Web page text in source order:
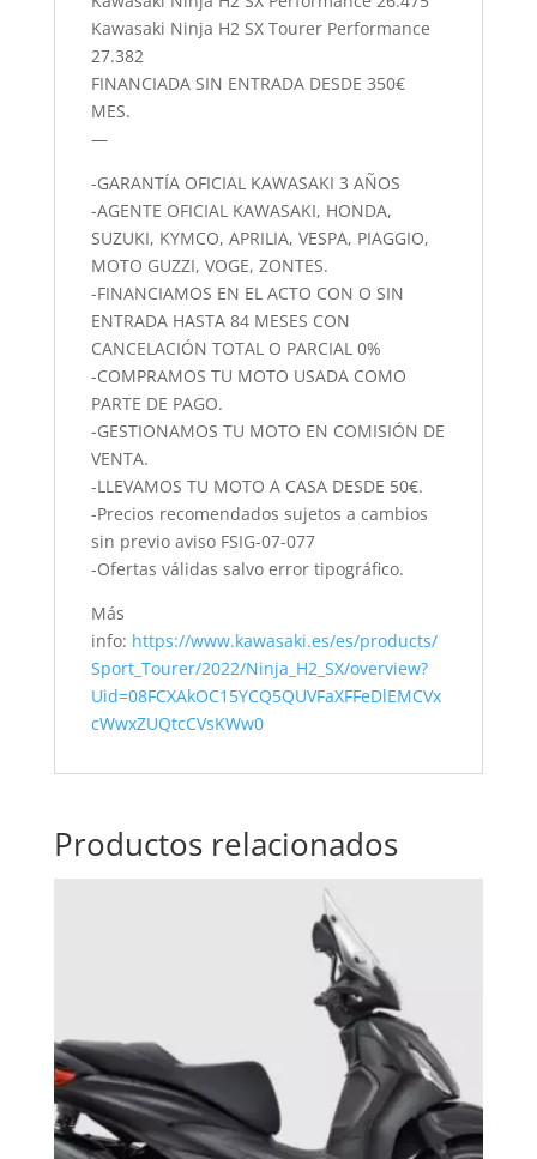
Kawasaki Ninja H2 SX Tourer Performance
27.382
FINANCIADA SIN ENTRADA DESDE 350€
MES.
—
-GARANTÍA OFICIAL KAWASAKI 3 AÑOS
-AGENTE OFICIAL KAWASAKI, HONDA,
SUZUKI, KYMCO, APRILIA, VESPA, PIAGGIO,
MOTO GUZZI, VOGE, ZONTES.
-FINANCIAMOS EN EL ACTO CON O SIN
ENTRADA HASTA 84 MESES CON
CANCELACIÓN TOTAL O PARCIAL 0%
-COMPRAMOS TU MOTO USADA COMO
PARTE DE PAGO.
-GESTIONAMOS TU MOTO EN COMISIÓN DE
VENTA.
-LLEVAMOS TU MOTO A CASA DESDE 50€.
-Precios recomendados sujetos a cambios
sin previo aviso FSIG-07-077
-Ofertas válidas salvo error tipográfico.
Más
info: https://www.kawasaki.es/es/products/
Sport_Tourer/2022/Ninja_H2_SX/overview?
Uid=08FCXAkOC15YCQ5QUVFaXFFeDlEMCVx
cWwxZUQtcCVsKWw0
Productos relacionados